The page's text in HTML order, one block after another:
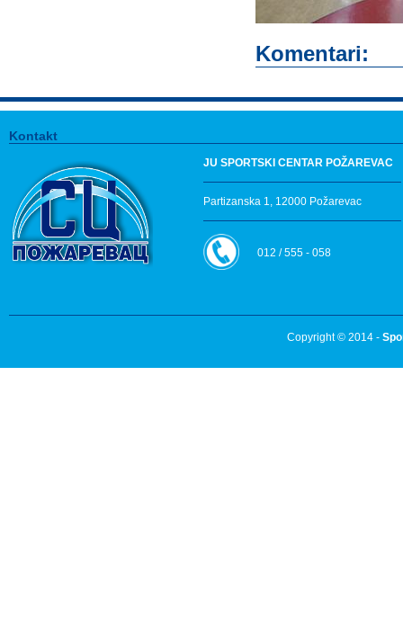
Komentari:
Kontakt
JU SPORTSKI CENTAR POŽAREVAC
Partizanska 1, 12000 Požarevac
012 / 555 - 058
Copyright © 2014 -